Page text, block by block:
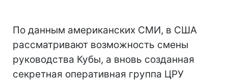
По данным американских СМИ, в США
рассматривают возможность смены
руководства Кубы, а вновь созданная
секретная оперативная группа ЦРУ